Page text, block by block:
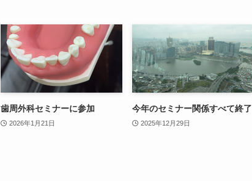
歯周外科セミナーに参加
2026年1月21日
今年のセミナー関係すべて終了
2025年12月29日